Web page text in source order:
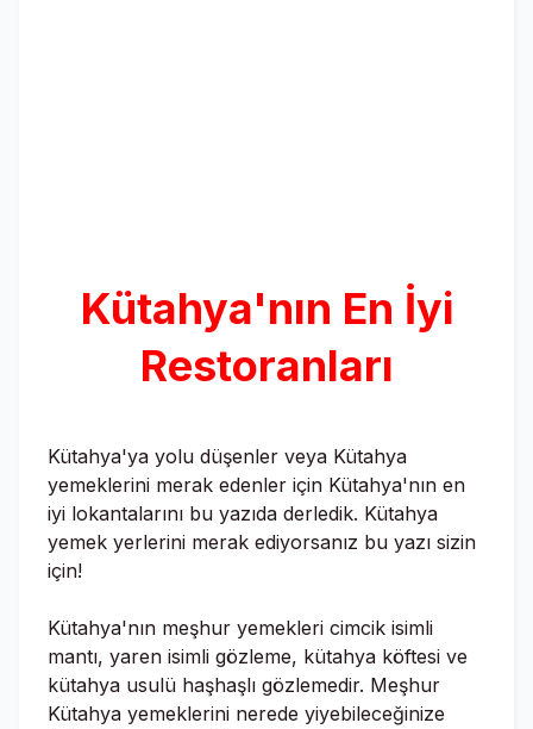
Kütahya'nın En İyi
Restoranları
Kütahya'ya yolu düşenler veya Kütahya
yemeklerini merak edenler için Kütahya'nın en
iyi lokantalarını bu yazıda derledik. Kütahya
yemek yerlerini merak ediyorsanız bu yazı sizin
için!
Kütahya'nın meşhur yemekleri cimcik isimli
mantı, yaren isimli gözleme, kütahya köftesi ve
kütahya usulü haşhaşlı gözlemedir. Meşhur
Kütahya yemeklerini nerede yiyebileceğinize